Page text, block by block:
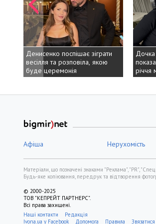
Денисенко поспішає зіграти
весілля та розповіла, якою
буде церемонія
Дочка
показала, який
річчя має його
Дочка
показала, який
річчя має його
Афіша Нерухомість
Матеріали, що позначені знаками "Реклама", "PR",
Будь-яке копіювання, передрук та відтворення
© 2000-2025
ТОВ "КЕПРЕЙТ ПАРТНЕРС".
Всі права захищені.
Наші контакти
Редакція
Ivona.ua у Facebook
Допомога Правила